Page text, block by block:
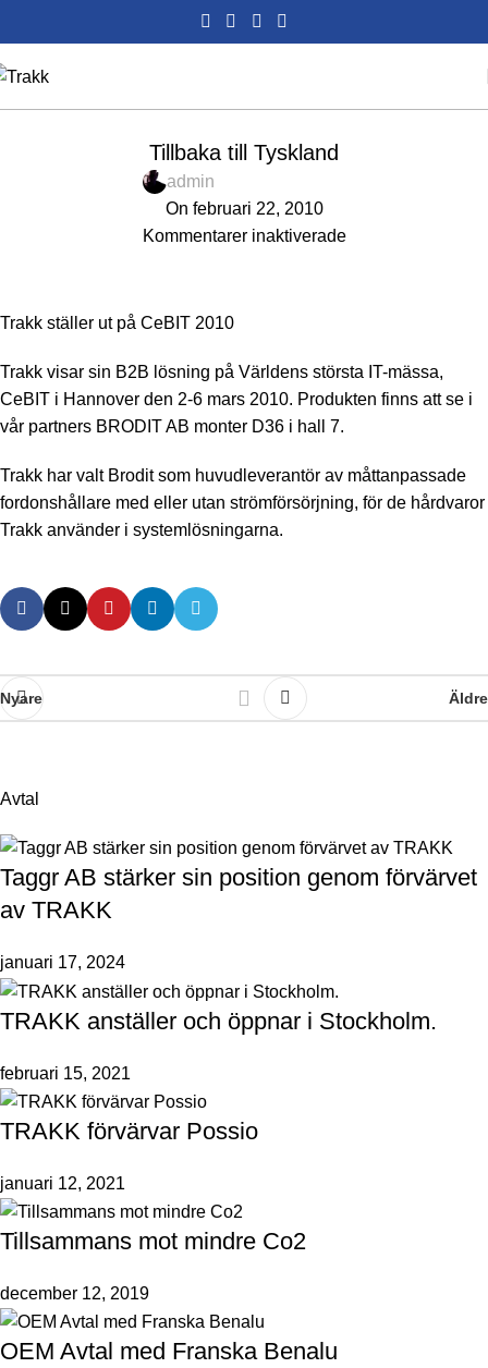
Tillbaka till Tyskland
admin
On februari 22, 2010
Kommentarer inaktiverade
Trakk ställer ut på CeBIT 2010
Trakk visar sin B2B lösning på Världens största IT-mässa,
CeBIT i Hannover den 2-6 mars 2010. Produkten finns att se i
vår partners BRODIT AB monter D36 i hall 7.
Trakk har valt Brodit som huvudleverantör av måttanpassade
fordonshållare med eller utan strömförsörjning, för de hårdvaror
Trakk använder i systemlösningarna.
Nyare Äldre
Avtal
Taggr AB stärker sin position genom förvärvet
av TRAKK
januari 17, 2024
TRAKK anställer och öppnar i Stockholm.
februari 15, 2021
TRAKK förvärvar Possio
januari 12, 2021
Tillsammans mot mindre Co2
december 12, 2019
OEM Avtal med Franska Benalu